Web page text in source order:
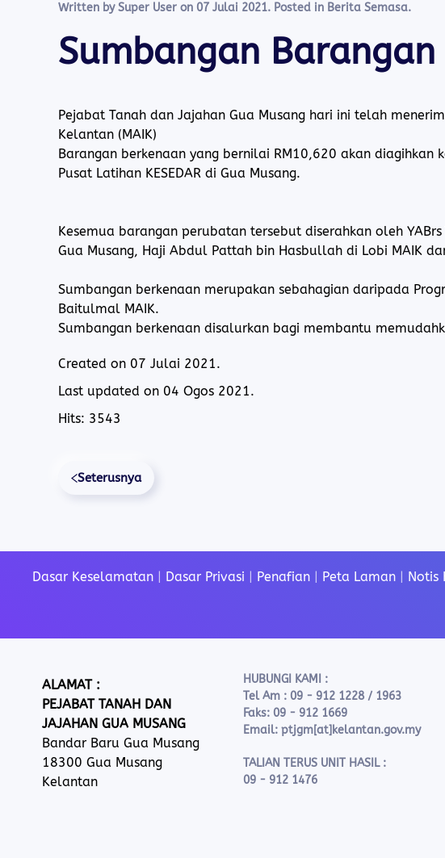
Written by Super User on 07 Julai 2021. Posted in Berita Semasa.
Sumbangan
Pejabat Tanah dan Jajahan Gua Musang hari ini telah
Kelantan (MAIK)
Barangan berkenaan yang bernilai RM10,620 akan diagihkan
Pusat Latihan KESEDAR di Gua Musang.
Kesemua barangan perubatan tersebut diserahkan oleh
Gua Musang, Haji Abdul Pattah bin Hasbullah di Lobi MAIK
Sumbangan berkenaan merupakan sebahagian daripada
Baitulmal MAIK.
Sumbangan berkenaan disalurkan bagi membantu
Created on 07 Julai 2021.
Last updated on 04 Ogos 2021.
Hits: 3543
Seterusnya
Dasar Keselamatan Dasar Privasi Penafian Peta Laman Notis
ALAMAT :
PEJABAT TANAH DAN
JAJAHAN GUA MUSANG
Bandar Baru Gua Musang
18300 Gua Musang
Kelantan
HUBUNGI KAMI :
Tel Am : 09 - 912 1228 / 1963
Faks: 09 - 912 1669
Email: ptjgm[at]kelantan.gov.my
TALIAN TERUS UNIT HASIL :
09 - 912 1476